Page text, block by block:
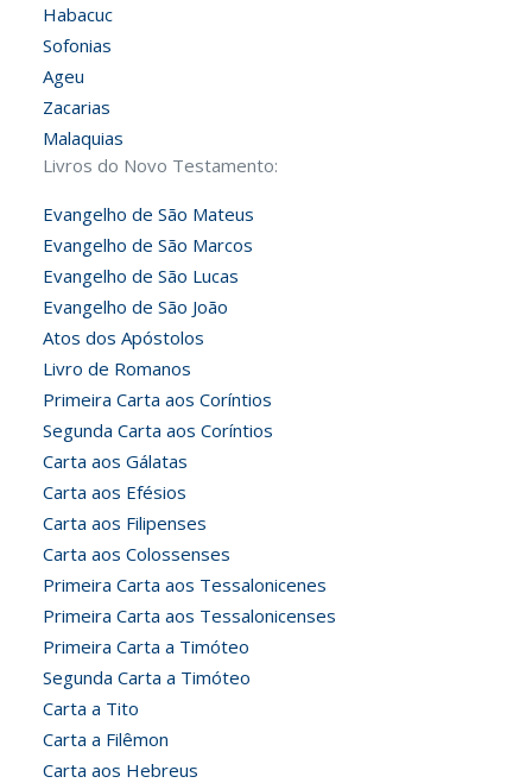
Habacuc
Sofonias
Ageu
Zacarias
Malaquias
Livros do Novo Testamento:
Evangelho de São Mateus
Evangelho de São Marcos
Evangelho de São Lucas
Evangelho de São João
Atos dos Apóstolos
Livro de Romanos
Primeira Carta aos Coríntios
Segunda Carta aos Coríntios
Carta aos Gálatas
Carta aos Efésios
Carta aos Filipenses
Carta aos Colossenses
Primeira Carta aos Tessalonicenes
Primeira Carta aos Tessalonicenses
Primeira Carta a Timóteo
Segunda Carta a Timóteo
Carta a Tito
Carta a Filêmon
Carta aos Hebreus